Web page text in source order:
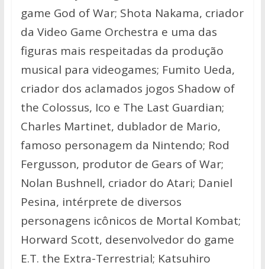
game God of War; Shota Nakama, criador
da Video Game Orchestra e uma das
figuras mais respeitadas da produção
musical para videogames; Fumito Ueda,
criador dos aclamados jogos Shadow of
the Colossus, Ico e The Last Guardian;
Charles Martinet, dublador de Mario,
famoso personagem da Nintendo; Rod
Fergusson, produtor de Gears of War;
Nolan Bushnell, criador do Atari; Daniel
Pesina, intérprete de diversos
personagens icônicos de Mortal Kombat;
Horward Scott, desenvolvedor do game
E.T. the Extra-Terrestrial; Katsuhiro